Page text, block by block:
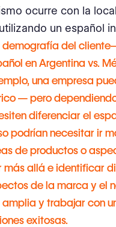
ocurre con la
un español
del
en Argentina vs.
una empresa
— pero
diferenciar el
podrían necesitar ir
de productos o
más allá e identificar
de la marca y el
y trabajar con
exitosas.